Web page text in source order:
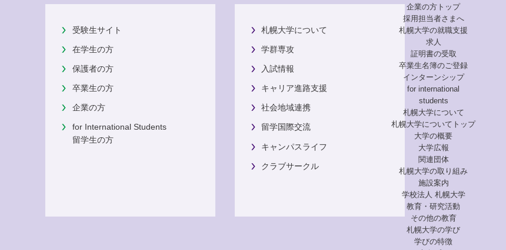
企業の方トップ
採用担当者さまへ
札幌大学の就職支援
求人
証明書の受取
卒業生名簿のご登録
インターンシップ
for international
students
札幌大学について
札幌大学についてトップ
大学の概要
大学広報
関連団体
札幌大学の取り組み
施設案内
学校法人 札幌大学
教育・研究活動
その他の教育
札幌大学の学び
学びの特徴
受験生サイト
在学生の方
保護者の方
卒業生の方
企業の方
for International Students
留学生の方
札幌大学について
学群専攻
入試情報
キャリア進路支援
社会地域連携
留学国際交流
キャンパスライフ
クラブサークル